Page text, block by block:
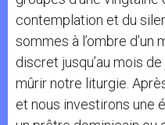
contemplation et du
sommes à l’ombre
discret jusqu’au mois
mûrir notre liturgie.
et nous investirons une